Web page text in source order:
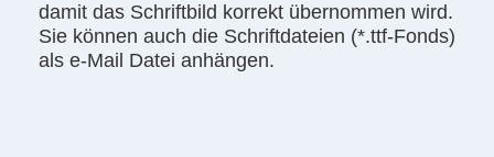
damit das Schriftbild korrekt übernommen wird.
Sie können auch die Schriftdateien (*.ttf-Fonds)
als e-Mail Datei anhängen.